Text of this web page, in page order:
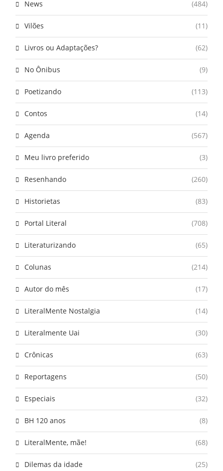
News (484)
Vilões (11)
Livros ou Adaptações? (62)
No Ônibus (9)
Poetizando (113)
Contos (14)
Agenda (567)
Meu livro preferido (3)
Resenhando (260)
Historietas (83)
Portal Literal (708)
Literaturizando (65)
Colunas (214)
Autor do mês (17)
LiteralMente Nostalgia (14)
Literalmente Uai (30)
Crônicas (63)
Reportagens (50)
Especiais (32)
BH 120 anos (8)
LiteralMente, mãe! (68)
Dilemas da idade (25)